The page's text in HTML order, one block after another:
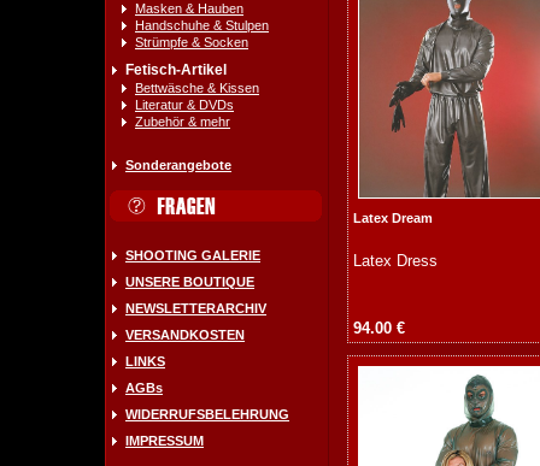
Masken & Hauben
Handschuhe & Stulpen
Strümpfe & Socken
Fetisch-Artikel
Bettwäsche & Kissen
Literatur & DVDs
Zubehör & mehr
Sonderangebote
SHOOTING GALERIE
UNSERE BOUTIQUE
NEWSLETTERARCHIV
VERSANDKOSTEN
LINKS
AGBs
WIDERRUFSBELEHRUNG
IMPRESSUM
Latex Dream
Latex Dress
94.00 €